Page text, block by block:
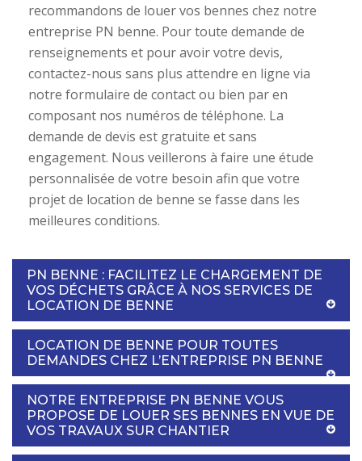
recommandons de louer vos bennes chez notre
entreprise PN benne. Pour toute demande de
renseignements et pour avoir votre devis,
contactez-nous sans plus attendre en ligne via
notre formulaire de contact ou bien par en
composant nos numéros de téléphone. La
demande de devis est gratuite et sans
engagement. Nous veillerons à faire une étude
personnalisée de votre besoin afin que votre
projet de location de benne se fasse dans les
meilleures conditions.
PN BENNE : FACILITEZ LE CHARGEMENT DE
VOS DÉCHETS GRÂCE À NOS SERVICES DE
LOCATION DE BENNE
LOCATION DE BENNE POUR TOUTES
DEMANDES CHEZ L’ENTREPRISE PN BENNE
NOTRE ENTREPRISE PN BENNE VOUS
PROPOSE DE LOUER SES BENNES EN VUE DE
VOS TRAVAUX SUR CHANTIER